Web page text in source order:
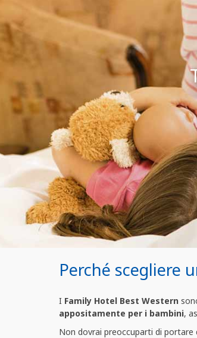
Perché scegliere
I Family Hotel Best Western
appositamente per i bambini,
Non dovrai preoccuparti di